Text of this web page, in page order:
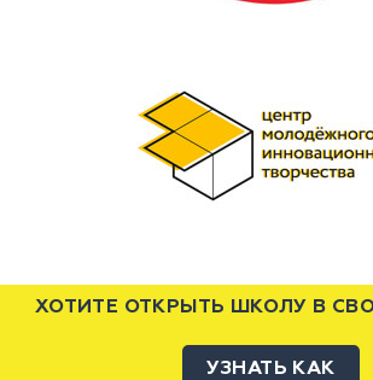
ХОТИТЕ ОТКРЫТЬ ШКОЛУ В
УЗНАТЬ КАК